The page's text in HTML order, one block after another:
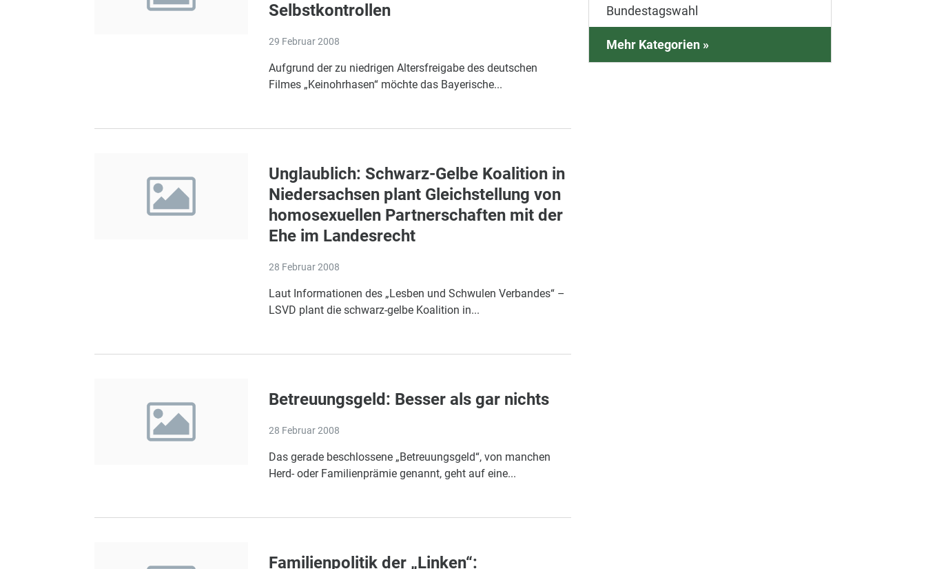
Selbstkontrollen
29 Februar 2008
Aufgrund der zu niedrigen Altersfreigabe des deutschen
Filmes „Keinohrhasen“ möchte das Bayerische...
Unglaublich: Schwarz-Gelbe Koalition in
Niedersachsen plant Gleichstellung von
homosexuellen Partnerschaften mit der
Ehe im Landesrecht
28 Februar 2008
Laut Informationen des „Lesben und Schwulen Verbandes“ –
LSVD plant die schwarz-gelbe Koalition in...
Betreuungsgeld: Besser als gar nichts
28 Februar 2008
Das gerade beschlossene „Betreuungsgeld“, von manchen
Herd- oder Familienprämie genannt, geht auf eine...
Familienpolitik der „Linken“:
Bundestagswahl
Mehr Kategorien »